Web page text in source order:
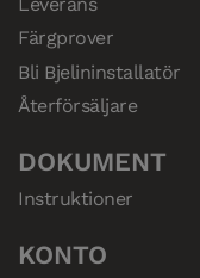
Färgprover
Bli Bjelininstallatör
Återförsäljare
DOKUMENT
Instruktioner
KONTO